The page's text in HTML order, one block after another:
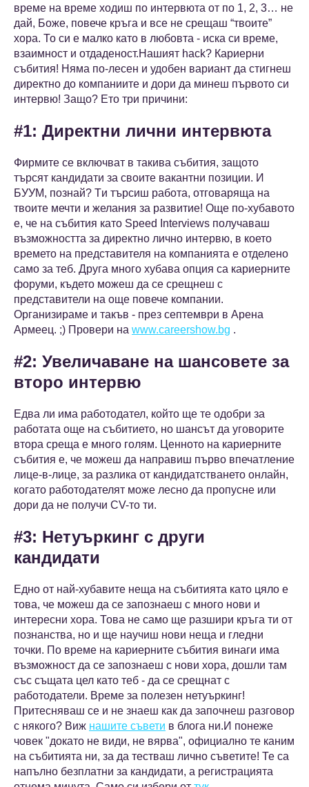
време на време ходиш по интервюта от по 1, 2, 3… не
дай, Боже, повече кръга и все не срещаш “твоите”
хора. То си е малко като в любовта - иска си време,
взаимност и отдаденост.Нашият hack? Кариерни
събития! Няма по-лесен и удобен вариант да стигнеш
директно до компаниите и дори да минеш първото си
интервю! Защо? Ето три причини:
#1: Директни лични интервюта
Фирмите се включват в такива събития, защото
търсят кандидати за своите вакантни позиции. И
БУУМ, познай? Tи търсиш работа, отговаряща на
твоите мечти и желания за развитие! Още по-хубавото
е, че на събития като Speed Interviews получаваш
възможността за директно лично интервю, в което
времето на представителя на компанията е отделено
само за теб. Друга много хубава опция са кариерните
форуми, където можеш да се срещнеш с
представители на още повече компании.
Организираме и такъв - през септември в Арена
Армеец. ;) Провери на www.careershow.bg .
#2: Увеличаване на шансовете за
второ интервю
Едва ли има работодател, който ще те одобри за
работата още на събитието, но шансът да уговорите
втора среща е много голям. Ценното на кариерните
събития е, че можеш да направиш първо впечатление
лице-в-лице, за разлика от кандидатстването онлайн,
когато работодателят може лесно да пропусне или
дори да не получи CV-то ти.
#3: Нетуъркинг с други
кандидати
Едно от най-хубавите неща на събитията като цяло е
това, че можеш да се запознаеш с много нови и
интересни хора. Това не само ще разшири кръга ти от
познанства, но и ще научиш нови неща и гледни
точки. По време на кариерните събития винаги има
възможност да се запознаеш с нови хора, дошли там
със същата цел като теб - да се срещнат с
работодатели. Време за полезен нетуъркинг!
Притесняваш се и не знаеш как да започнеш разговор
с някого? Виж нашите съвети в блога ни.И понеже
човек "докато не види, не вярва", официално те каним
на събитията ни, за да тестваш лично съветите! Те са
напълно безплатни за кандидати, а регистрацията